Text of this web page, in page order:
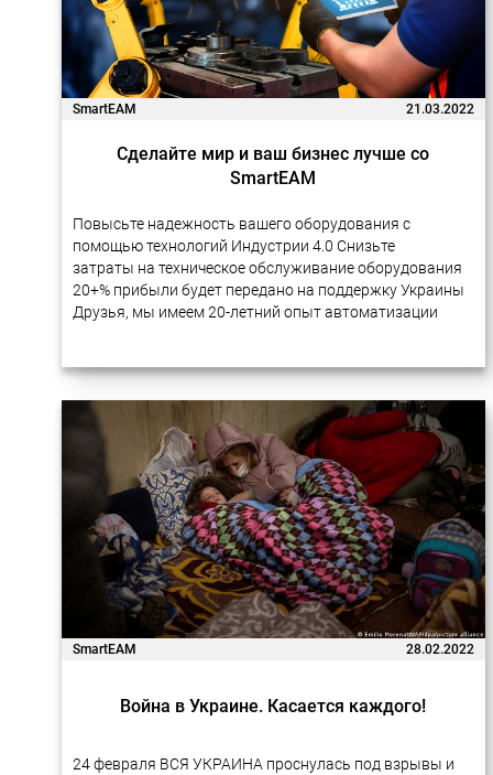
SmartEAM 21.03.2022
Сделайте мир и ваш бизнес лучше со
SmartEAM
Повысьте надежность вашего оборудования с
помощью технологий Индустрии 4.0 Снизьте
затраты на техническое обслуживание оборудования
20+% прибыли будет передано на поддержку Украины
Друзья, мы имеем 20-летний опыт автоматизации
успешно реализовывались в…
SmartEAM 28.02.2022
Война в Украине. Касается каждого!
24 февраля ВСЯ УКРАИНА проснулась под взрывы и